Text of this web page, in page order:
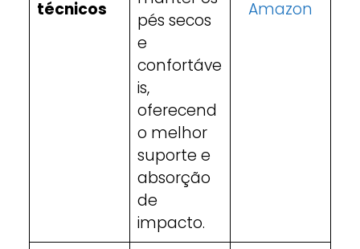
técnicos
pés secos
e
confortáve
is,
oferecend
o melhor
suporte e
absorção
de
impacto.
Amazon